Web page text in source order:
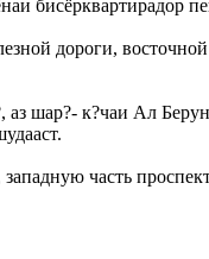
бисёрквартирадор
дороги,
шар?- к?чаи Ал
часть